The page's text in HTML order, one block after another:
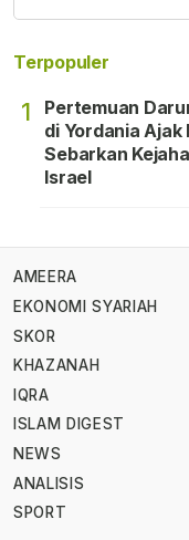
Terpopuler
1
Pertemuan
di Yordania Ajak
Sebarkan
Israel
AMEERA
EKONOMI SYARIAH
SKOR
KHAZANAH
IQRA
ISLAM DIGEST
NEWS
ANALISIS
SPORT